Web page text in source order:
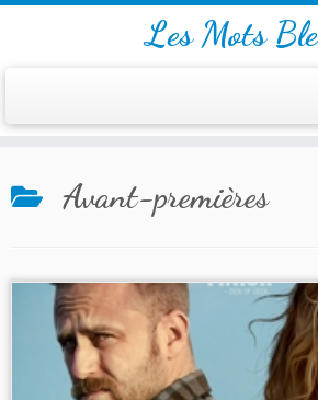
to
Les Mots
Avant-premières